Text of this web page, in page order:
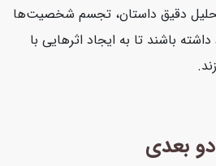
دقیق داستان، تجسم شخصیت‌ها
باشند تا به ایجاد اثرهایی با
بعدی